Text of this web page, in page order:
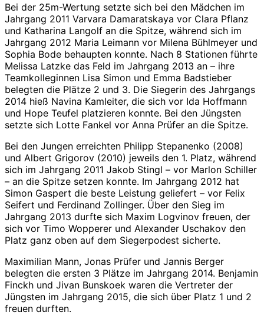
Bei der 25m-Wertung setzte sich bei den Mädchen im
Jahrgang 2011 Varvara Damaratskaya vor Clara Pflanz
und Katharina Langolf an die Spitze, während sich im
Jahrgang 2012 Maria Leimann vor Milena Bühlmeyer und
Sophia Bode behaupten konnte. Nach 8 Stationen führte
Melissa Latzke das Feld im Jahrgang 2013 an – ihre
Teamkolleginnen Lisa Simon und Emma Badstieber
belegten die Plätze 2 und 3. Die Siegerin des Jahrgangs
2014 hieß Navina Kamleiter, die sich vor Ida Hoffmann
und Hope Teufel platzieren konnte. Bei den Jüngsten
setzte sich Lotte Fankel vor Anna Prüfer an die Spitze.
Bei den Jungen erreichten Philipp Stepanenko (2008)
und Albert Grigorov (2010) jeweils den 1. Platz, während
sich im Jahrgang 2011 Jakob Stingl – vor Marlon Schiller
– an die Spitze setzen konnte. Im Jahrgang 2012 hat
Simon Gaspert die beste Leistung geliefert – vor Felix
Seifert und Ferdinand Zollinger. Über den Sieg im
Jahrgang 2013 durfte sich Maxim Logvinov freuen, der
sich vor Timo Wopperer und Alexander Uschakov den
Platz ganz oben auf dem Siegerpodest sicherte.
Maximilian Mann, Jonas Prüfer und Jannis Berger
belegten die ersten 3 Plätze im Jahrgang 2014. Benjamin
Finckh und Jivan Bunskoek waren die Vertreter der
Jüngsten im Jahrgang 2015, die sich über Platz 1 und 2
freuen durften.